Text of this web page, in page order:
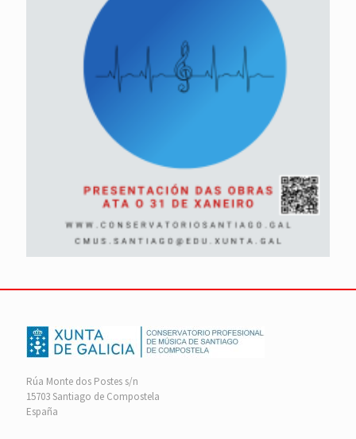
Rúa Monte dos Postes s/n
15703 Santiago de Compostela
España